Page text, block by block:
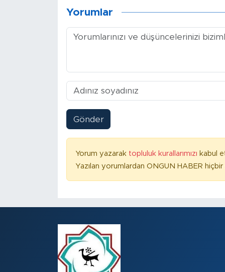
Yorumlar
Gönder
Yorum yazarak topluluk kurallarımızı kabul
Yazılan yorumlardan ONGUN HABER